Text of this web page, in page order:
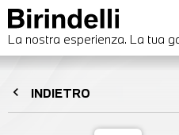
La nostra esperienza. La tua
chevron_left INDIETRO